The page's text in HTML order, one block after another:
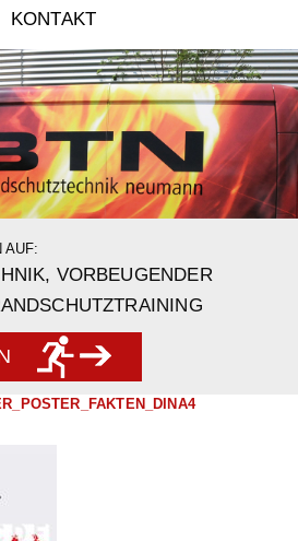
KONTAKT
AUF:
VORBEUGENDER